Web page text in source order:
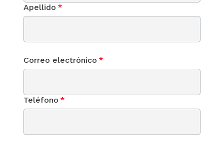
Apellido *
Correo electrónico *
Teléfono *